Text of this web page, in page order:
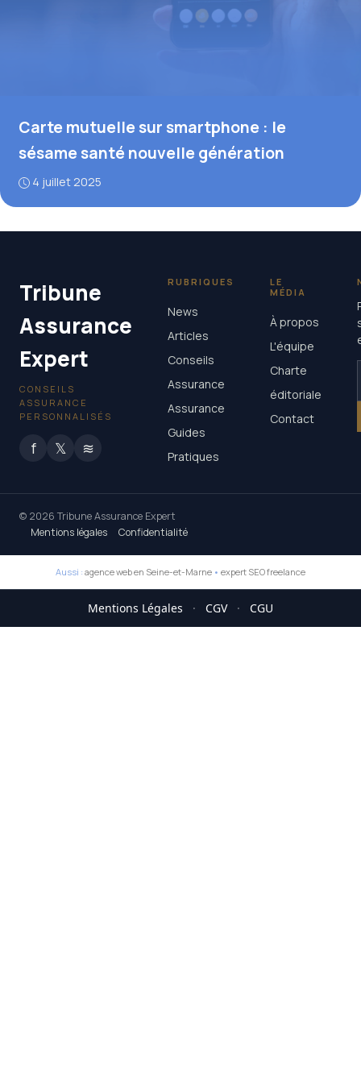
Carte mutuelle sur smartphone : le
sésame santé nouvelle génération
4 juillet 2025
Tribune
Assurance
Expert
CONSEILS
ASSURANCE
PERSONNALISÉS
f 𝕏 ≋
RUBRIQUES
News
Articles
Conseils
Assurance
Assurance
Guides
Pratiques
LE
MÉDIA
À propos
L'équipe
Charte
éditoriale
Contact
© 2026 Tribune Assurance Expert
Mentions légales
Confidentialité
Aussi : agence web en Seine-et-Marne • expert SEO freelance
Mentions Légales · CGV · CGU